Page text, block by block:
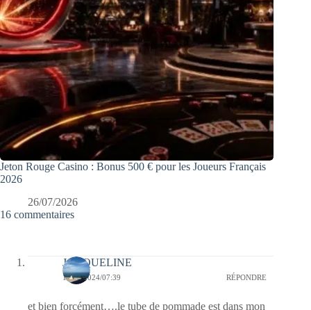
Jeton Rouge Casino : Bonus 500 € pour les Joueurs Français
2026
26/07/2026
16 commentaires
JACQUELINE
19/07/2024/07:39 RÉPONDRE
et bien forcément….le tube de pommade est dans mon